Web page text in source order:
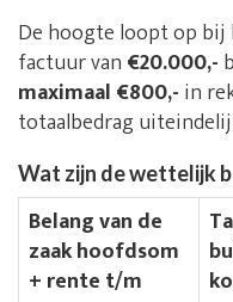
De hoogte loopt op
factuur van €20.000,-
maximaal €800,- in
totaalbedrag
Wat zijn de wettelijk
Belang van de
zaak hoofdsom
+ rente t/m